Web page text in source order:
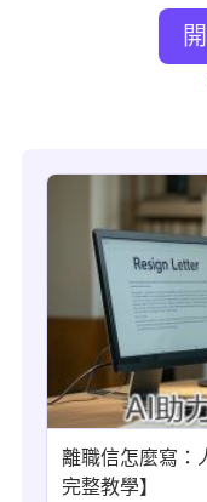
離職信怎麼寫：
完整教學】